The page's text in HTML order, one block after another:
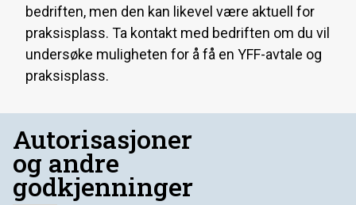
bedriften, men den kan likevel være aktuell for
praksisplass. Ta kontakt med bedriften om du vil
undersøke muligheten for å få en YFF-avtale og
praksisplass.
Autorisasjoner
og andre
godkjenninger